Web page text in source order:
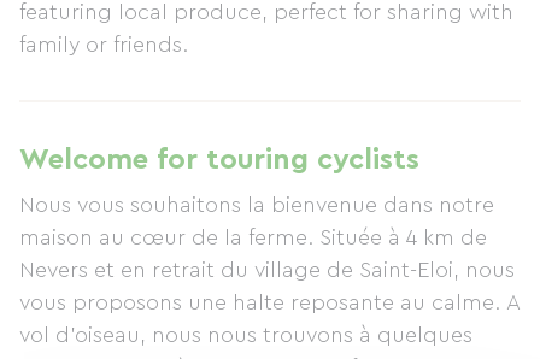
featuring local produce, perfect for sharing with
family or friends.
Welcome for touring cyclists
Nous vous souhaitons la bienvenue dans notre
maison au cœur de la ferme. Située à 4 km de
Nevers et en retrait du village de Saint-Eloi, nous
vous proposons une halte reposante au calme. A
vol d'oiseau, nous nous trouvons à quelques